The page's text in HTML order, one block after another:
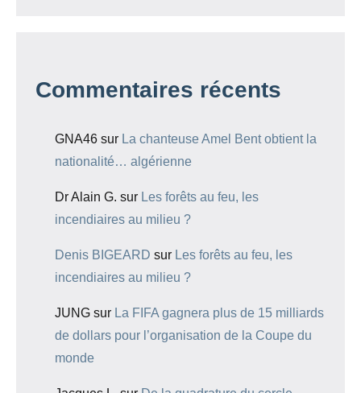
Commentaires récents
GNA46 sur La chanteuse Amel Bent obtient la
nationalité… algérienne
Dr Alain G. sur Les forêts au feu, les
incendiaires au milieu ?
Denis BIGEARD sur Les forêts au feu, les
incendiaires au milieu ?
JUNG sur La FIFA gagnera plus de 15 milliards
de dollars pour l’organisation de la Coupe du
monde